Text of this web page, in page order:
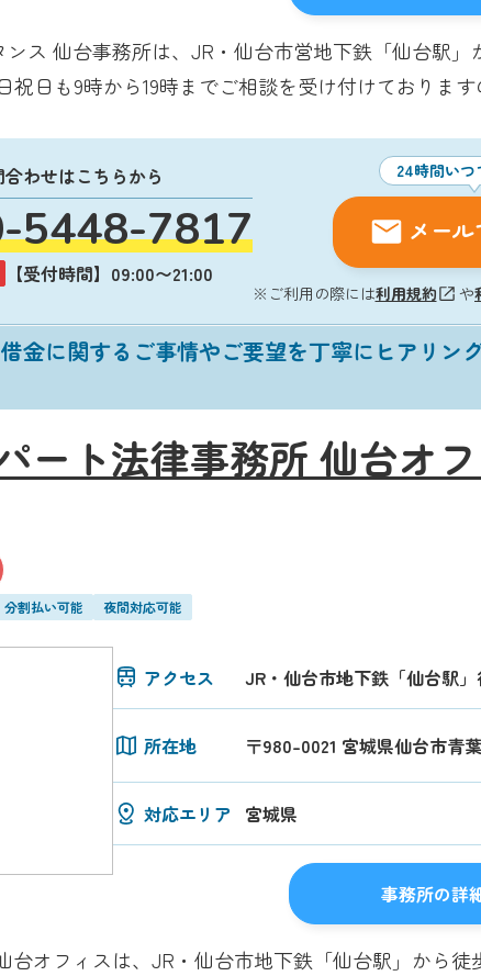
ス 仙台事務所は、JR・仙台市営地下鉄「仙台駅」
祝日も9時から19時までご相談を受け付けております
合わせはこちらから
5448-7817
【受付時間】09:00〜21:00
24時間いつ
メー
※ご利用の際には利用規約 や
借金に関するご事情やご要望を丁寧にヒアリン
ート法律事務所 仙台オ
分割払い可能 夜間対応可能
アクセス JR・仙台市地下鉄「仙台駅
所在地 〒980-0021 宮城県仙台市青
対応エリア 宮城県
事務所の詳
オフィスは、JR・仙台市地下鉄「仙台駅」から徒